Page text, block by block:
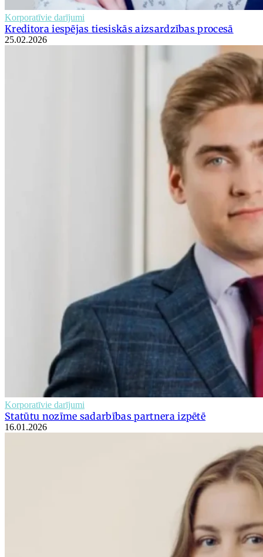
Korporatīvie darījumi
Kreditora iespējas tiesiskās aizsardzības procesā
25.02.2026
Korporatīvie darījumi
Statūtu nozīme sadarbības partnera izpētē
16.01.2026